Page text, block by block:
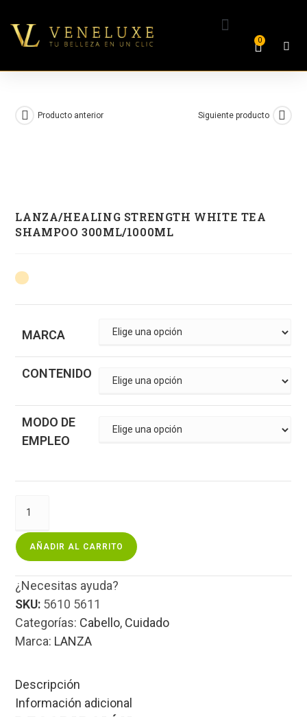
0
Producto anterior Siguiente producto
LANZA/HEALING STRENGTH WHITE TEA
SHAMPOO 300ML/1000ML
MARCA
CONTENIDO
MODO DE
EMPLEO
AÑADIR AL CARRITO
¿Necesitas ayuda?
SKU: 5610 5611
Categorías: Cabello, Cuidado
Marca: LANZA
Descripción
Información adicional